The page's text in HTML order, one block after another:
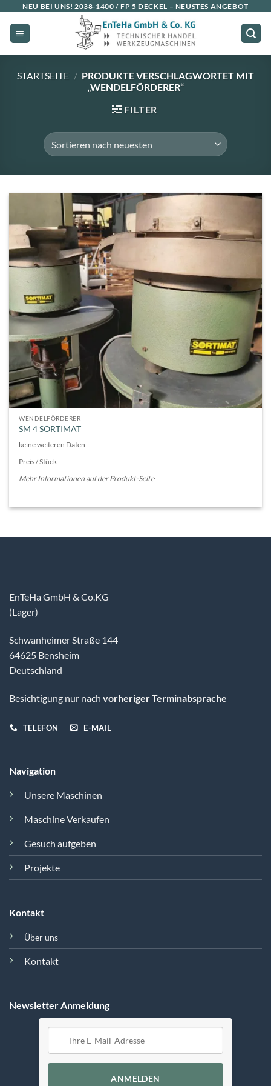
Inhalt
springen
NEU BEI UNS! 2038-1400 / FP 5 DECKEL – NEUSTES ANGEBOT
STARTSEITE / PRODUKTE VERSCHLAGWORTET MIT
„WENDELFÖRDERER“
FILTER
WENDELFÖRDERER
SM 4 SORTIMAT
keine weiteren Daten
Preis / Stück
Mehr Informationen auf der Produkt-Seite
EnTeHa GmbH & Co.KG
(Lager)
Schwanheimer Straße 144
64625 Bensheim
Deutschland
Besichtigung nur nach vorheriger Terminabsprache
TELEFON E-MAIL
Navigation
Unsere Maschinen
Maschine Verkaufen
Gesuch aufgeben
Projekte
Kontakt
Über uns
Kontakt
Newsletter Anmeldung
ANMELDEN